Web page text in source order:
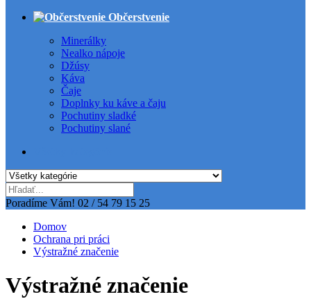
Občerstvenie
Minerálky
Nealko nápoje
Džúsy
Káva
Čaje
Doplnky ku káve a čaju
Pochutiny sladké
Pochutiny slané
Poradíme Vám! 02 / 54 79 15 25
Domov
Ochrana pri práci
Výstražné značenie
Výstražné značenie